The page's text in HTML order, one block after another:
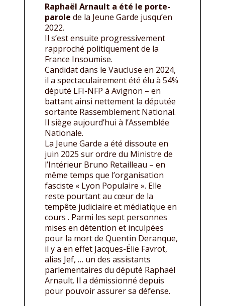
Raphaël Arnault a été le porte-
parole de la Jeune Garde jusqu’en
2022.
Il s’est ensuite progressivement
rapproché politiquement de la
France Insoumise.
Candidat dans le Vaucluse en 2024,
il a spectaculairement été élu à 54%
député LFI-NFP à Avignon – en
battant ainsi nettement la députée
sortante Rassemblement National.
Il siège aujourd’hui à l’Assemblée
Nationale.
La Jeune Garde a été dissoute en
juin 2025 sur ordre du Ministre de
l’Intérieur Bruno Retailleau – en
même temps que l’organisation
fasciste « Lyon Populaire ». Elle
reste pourtant au cœur de la
tempête judiciaire et médiatique en
cours . Parmi les sept personnes
mises en détention et inculpées
pour la mort de Quentin Deranque,
il y a en effet Jacques-Élie Favrot,
alias Jef, … un des assistants
parlementaires du député Raphaël
Arnault. Il a démissionné depuis
pour pouvoir assurer sa défense.